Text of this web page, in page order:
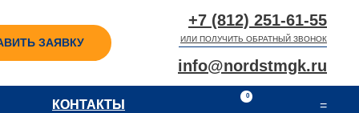
=
+7 (812) 251-61-55
info@nordstmgk.ru
КОНТАКТЫ
КОНТАКТЫ
ИЛИ ПОЛУЧИТЬ ОБРАТНЫЙ ЗВОНОК
ЗАЯВКУ
0